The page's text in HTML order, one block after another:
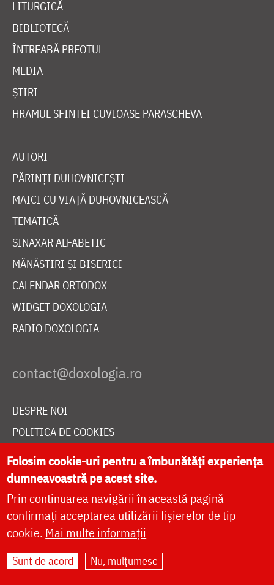
LITURGICĂ
BIBLIOTECĂ
ÎNTREABĂ PREOTUL
MEDIA
ȘTIRI
HRAMUL SFINTEI CUVIOASE PARASCHEVA
AUTORI
PĂRINȚI DUHOVNICEȘTI
MAICI CU VIAȚĂ DUHOVNICEASCĂ
TEMATICĂ
SINAXAR ALFABETIC
MĂNĂSTIRI ȘI BISERICI
CALENDAR ORTODOX
WIDGET DOXOLOGIA
RADIO DOXOLOGIA
DESPRE NOI
POLITICA DE COOKIES
DONEAZĂ ONLINE PENTRU CATEDRALA NAȚIONALĂ
LIVE
Site dezvoltat deDOXOLOGIA MEDIA
Arhiepiscopia Iașilor | ©
Folosim cookie-uri pentru a îmbunătăți experiența
dumneavoastră pe acest site.
Prin continuarea navigării în această pagină
confirmați acceptarea utilizării fișierelor de tip
cookie. Mai multe informații
Sunt de acord Nu, mulțumesc